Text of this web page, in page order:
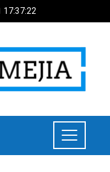
17:37:22